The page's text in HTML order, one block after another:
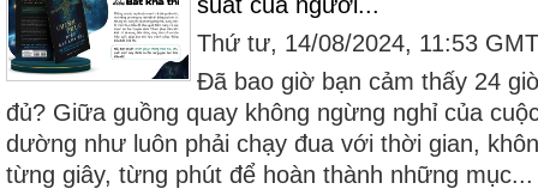
Thứ tư, 14/08/2024, 11:53
Đã bao giờ bạn cảm thấy 24
đủ? Giữa guồng quay không ngừng nghỉ của
dường như luôn phải chạy đua với thời gian,
từng giây, từng phút để hoàn thành những mục...